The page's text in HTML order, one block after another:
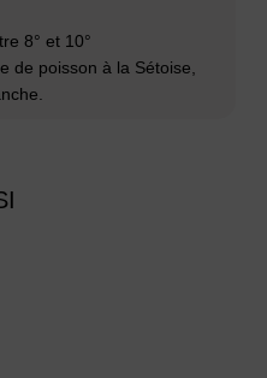
8° et 10°
de poisson à la Sétoise,